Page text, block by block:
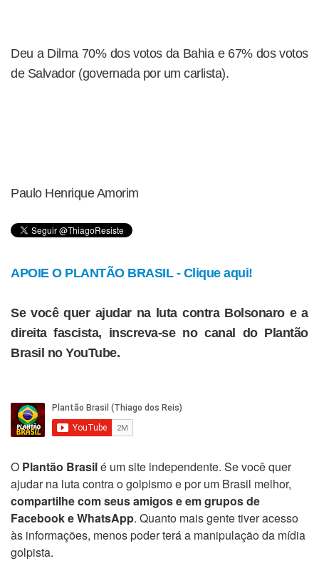
Deu a Dilma 70% dos votos da Bahia e 67% dos votos
de Salvador (governada por um carlista).
Paulo Henrique Amorim
APOIE O PLANTÃO BRASIL - Clique aqui!
Se você quer ajudar na luta contra Bolsonaro e a
direita fascista, inscreva-se no canal do Plantão
Brasil no YouTube.
O Plantão Brasilé um site independente. Se você quer
ajudar na luta contra o golpismo e por um Brasil melhor,
compartilhe com seus amigos e em grupos de
Facebook e WhatsApp. Quanto mais gente tiver acesso
às informações, menos poder terá a manipulação da mídia
golpista.